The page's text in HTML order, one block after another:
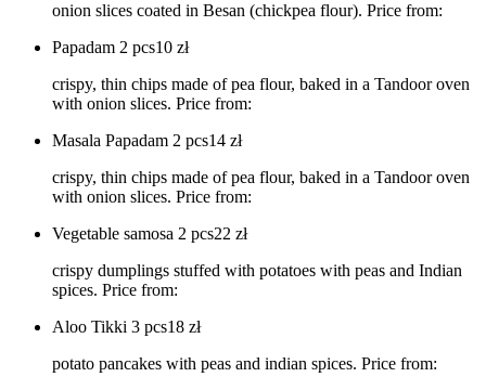
onion slices coated in Besan (chickpea flour). Price from:
Papadam 2 pcs10 zł
crispy, thin chips made of pea flour, baked in a Tandoor oven
with onion slices. Price from:
Masala Papadam 2 pcs14 zł
crispy, thin chips made of pea flour, baked in a Tandoor oven
with onion slices. Price from:
Vegetable samosa 2 pcs22 zł
crispy dumplings stuffed with potatoes with peas and Indian
spices. Price from:
Aloo Tikki 3 pcs18 zł
potato pancakes with peas and indian spices. Price from: